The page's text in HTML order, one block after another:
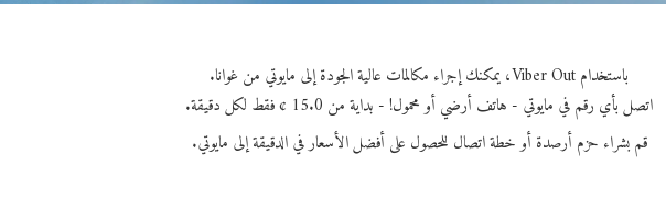
باستخدام Viber Out، يمكنك إجراء مكالمات عالية الجودة إلى مايوتي من غوانا.
اتصل بأي رقم في مايوتي - هاتف أرضي أو محمول! - بداية من 15.0 ¢ فقط لكل دقيقة.
قم بشراء حزم أرصدة أو خطة اتصال للحصول على أفضل الأسعار في الدقيقة إلى مايوتي.